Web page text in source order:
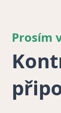
Prosím